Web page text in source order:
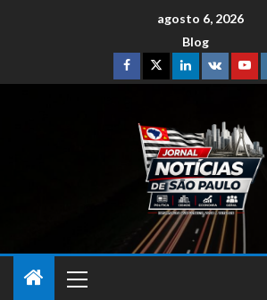
agosto 6, 2026
Blog